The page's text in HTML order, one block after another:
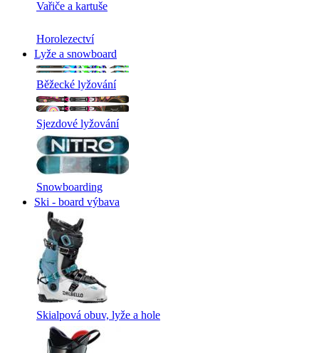
Vařiče a kartuše
Horolezectví
Lyže a snowboard
Běžecké lyžování
Sjezdové lyžování
Snowboarding
Ski - board výbava
Skialpová obuv, lyže a hole